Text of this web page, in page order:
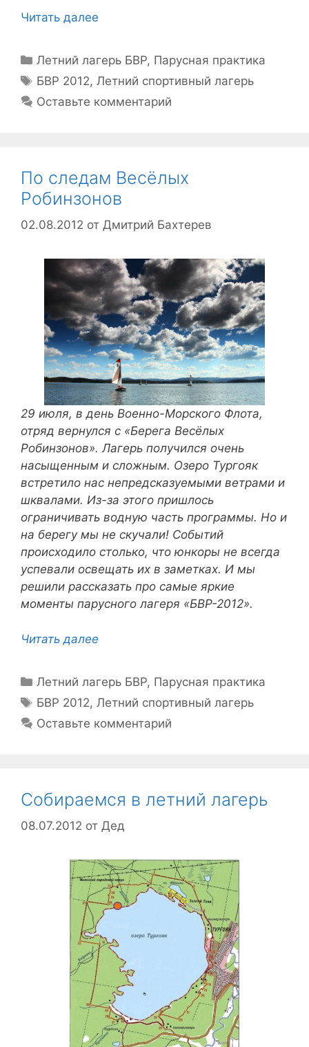
Читать далее
Рубрики
Летний лагерь БВР, Парусная практика
Метки
БВР 2012,Летний спортивный лагерь
Оставьте комментарий
По следам Весёлых
Робинзонов
02.08.2012 от Дмитрий Бахтерев
29 июля, в день Военно-Морского Флота,
отряд вернулся с «Берега Весёлых
Робинзонов». Лагерь получился очень
насыщенным и сложным. Озеро Тургояк
встретило нас непредсказуемыми ветрами и
шквалами. Из-за этого пришлось
ограничивать водную часть программы. Но и
на берегу мы не скучали! Событий
происходило столько, что юнкоры не всегда
успевали освещать их в заметках. И мы
решили рассказать про самые яркие
моменты парусного лагеря «БВР-2012».
Читать далее
Рубрики
Летний лагерь БВР, Парусная практика
Метки
БВР 2012,Летний спортивный лагерь
Оставьте комментарий
Собираемся в летний лагерь
08.07.2012 от Дед